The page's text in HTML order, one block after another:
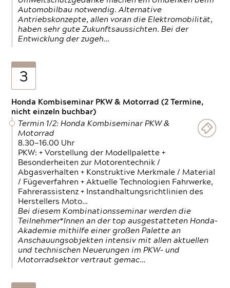
Automobilbau notwendig. Alternative
Antriebskonzepte, allen voran die Elektromobilität,
haben sehr gute Zukunftsaussichten. Bei der
Entwicklung der zugeh…
3
Honda Kombiseminar PKW & Motorrad (2 Termine,
nicht einzeln buchbar)
Termin 1/2: Honda Kombiseminar PKW &
Motorrad
8.30—16.00 Uhr
PKW: + Vorstellung der Modellpalette +
Besonderheiten zur Motorentechnik /
Abgasverhalten + Konstruktive Merkmale / Material
/ Fügeverfahren + Aktuelle Technologien Fahrwerke,
Fahrerassistenz + Instandhaltungsrichtlinien des
Herstellers Moto…
Bei diesem Kombinationsseminar werden die
Teilnehmer*Innen an der top ausgestatteten Honda-
Akademie mithilfe einer großen Palette an
Anschauungsobjekten intensiv mit allen aktuellen
und technischen Neuerungen im PKW- und
Motorradsektor vertraut gemac…